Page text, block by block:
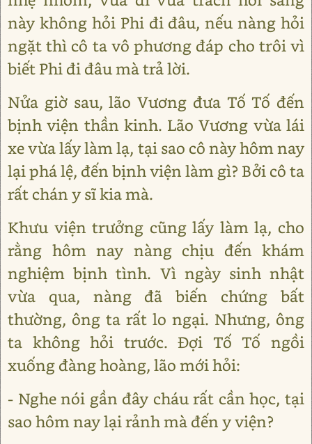
này không hỏi Phi đi đâu, nếu nàng hỏi
ngặt thì cô ta vô phương đáp cho trôi vì
biết Phi đi đâu mà trả lời.
Nửa giờ sau, lão Vương đưa Tố Tố đến
bịnh viện thần kinh. Lão Vương vừa lái
xe vừa lấy làm lạ, tại sao cô này hôm nay
lại phá lệ, đến bịnh viện làm gì? Bởi cô ta
rất chán y sĩ kia mà.
Khưu viện trưởng cũng lấy làm lạ, cho
rằng hôm nay nàng chịu đến khám
nghiệm bịnh tình. Vì ngày sinh nhật
vừa qua, nàng đã biến chứng bất
thường, ông ta rất lo ngại. Nhưng, ông
ta không hỏi trước. Đợi Tố Tố ngồi
xuống đàng hoàng, lão mới hỏi:
- Nghe nói gần đây cháu rất cần học, tại
sao hôm nay lại rảnh mà đến y viện?